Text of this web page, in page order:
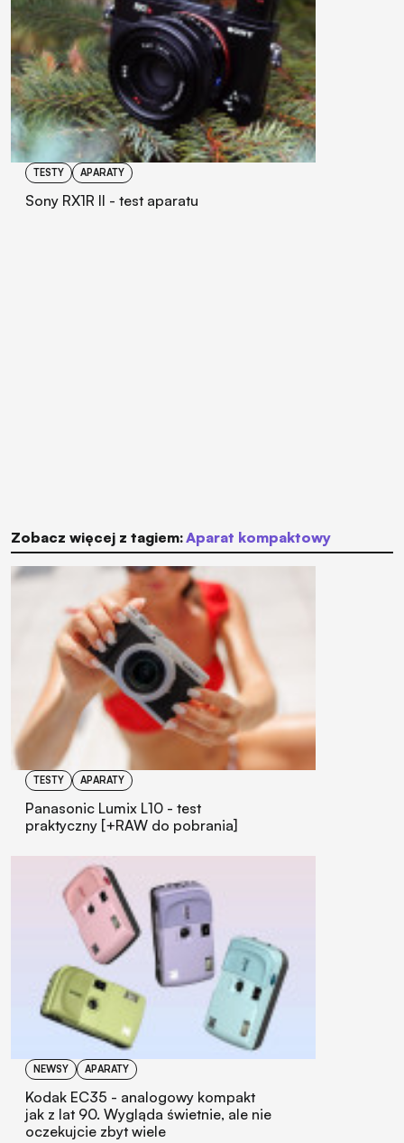
TESTY APARATY
Zobacz więcej z tagiem: aparat kompaktowy
TESTY APARATY
praktyczny [+RAW do pobrania]
NEWSY APARATY
Kodak EC35 - analogowy kompakt